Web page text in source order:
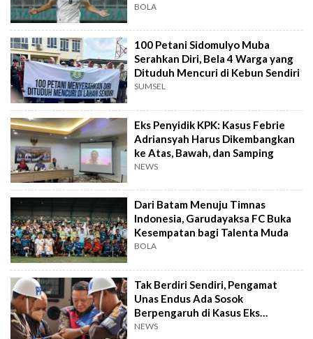
BOLA
100 Petani Sidomulyo Muba
Serahkan Diri, Bela 4 Warga yang
Dituduh Mencuri di Kebun Sendiri
SUMSEL
Eks Penyidik KPK: Kasus Febrie
Adriansyah Harus Dikembangkan
ke Atas, Bawah, dan Samping
NEWS
Dari Batam Menuju Timnas
Indonesia, Garudayaksa FC Buka
Kesempatan bagi Talenta Muda
BOLA
Tak Berdiri Sendiri, Pengamat
Unas Endus Ada Sosok
Berpengaruh di Kasus Eks
Jampidsus
NEWS